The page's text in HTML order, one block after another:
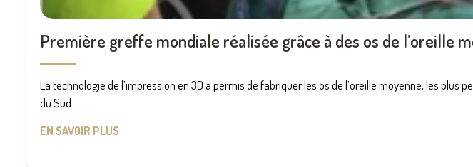
Première greffe mondiale réalisée grâce à des os de l’oreille
La technologie de l’impression en 3D a permis de fabriquer les os de l’oreille moyenne, les
du Sud....
EN SAVOIR PLUS